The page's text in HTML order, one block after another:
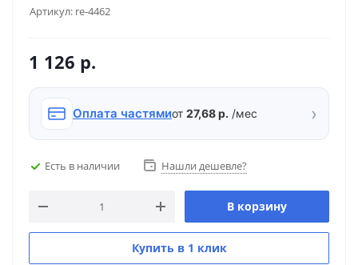
Артикул: re-4462
1 126 р.
Оплата частямиот 27,68 р. /мес ›
Есть в наличии Нашли дешевле?
В корзину
Купить в 1 клик